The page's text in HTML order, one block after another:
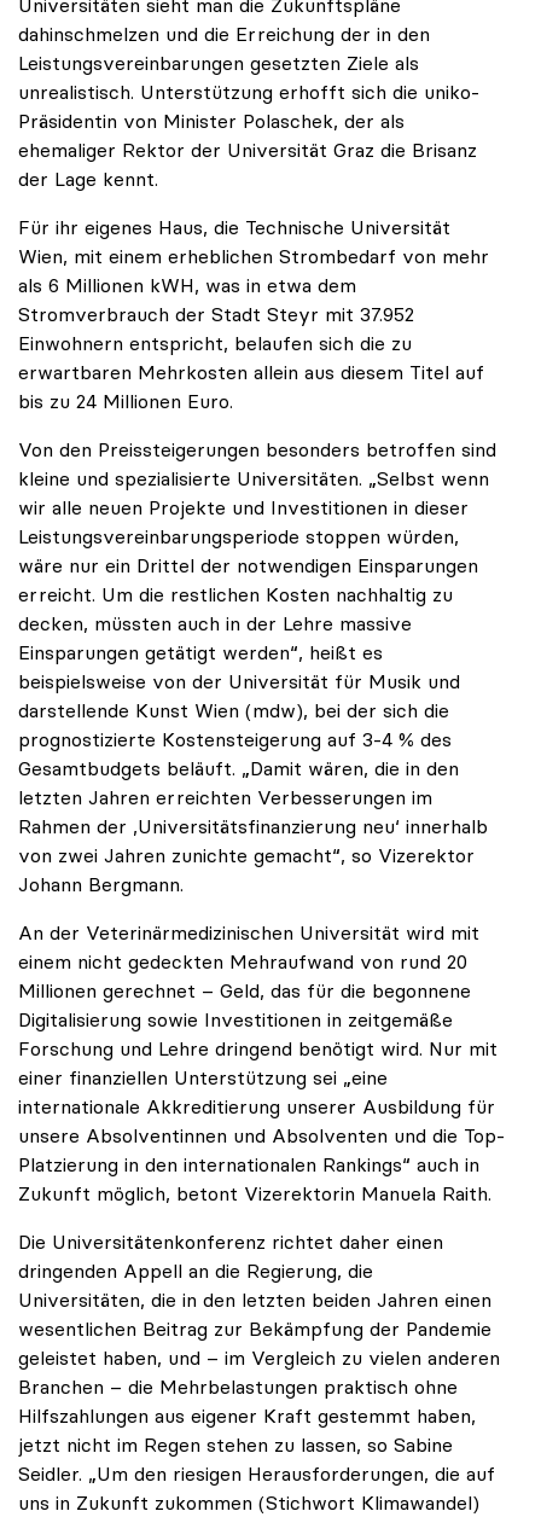
dahinschmelzen und die Erreichung der in den
Leistungsvereinbarungen gesetzten Ziele als
unrealistisch. Unterstützung erhofft sich die uniko-
Präsidentin von Minister Polaschek, der als
ehemaliger Rektor der Universität Graz die Brisanz
der Lage kennt.
Für ihr eigenes Haus, die Technische Universität
Wien, mit einem erheblichen Strombedarf von mehr
als 6 Millionen kWH, was in etwa dem
Stromverbrauch der Stadt Steyr mit 37.952
Einwohnern entspricht, belaufen sich die zu
erwartbaren Mehrkosten allein aus diesem Titel auf
bis zu 24 Millionen Euro.
Von den Preissteigerungen besonders betroffen sind
kleine und spezialisierte Universitäten. „Selbst wenn
wir alle neuen Projekte und Investitionen in dieser
Leistungsvereinbarungsperiode stoppen würden,
wäre nur ein Drittel der notwendigen Einsparungen
erreicht. Um die restlichen Kosten nachhaltig zu
decken, müssten auch in der Lehre massive
Einsparungen getätigt werden“, heißt es
beispielsweise von der Universität für Musik und
darstellende Kunst Wien (mdw), bei der sich die
prognostizierte Kostensteigerung auf 3-4 % des
Gesamtbudgets beläuft. „Damit wären, die in den
letzten Jahren erreichten Verbesserungen im
Rahmen der ‚Universitätsfinanzierung neu‘ innerhalb
von zwei Jahren zunichte gemacht“, so Vizerektor
Johann Bergmann.
An der Veterinärmedizinischen Universität wird mit
einem nicht gedeckten Mehraufwand von rund 20
Millionen gerechnet – Geld, das für die begonnene
Digitalisierung sowie Investitionen in zeitgemäße
Forschung und Lehre dringend benötigt wird. Nur mit
einer finanziellen Unterstützung sei „eine
internationale Akkreditierung unserer Ausbildung für
unsere Absolventinnen und Absolventen und die Top-
Platzierung in den internationalen Rankings“ auch in
Zukunft möglich, betont Vizerektorin Manuela Raith.
Die Universitätenkonferenz richtet daher einen
dringenden Appell an die Regierung, die
Universitäten, die in den letzten beiden Jahren einen
wesentlichen Beitrag zur Bekämpfung der Pandemie
geleistet haben, und – im Vergleich zu vielen anderen
Branchen – die Mehrbelastungen praktisch ohne
Hilfszahlungen aus eigener Kraft gestemmt haben,
jetzt nicht im Regen stehen zu lassen, so Sabine
Seidler. „Um den riesigen Herausforderungen, die auf
uns in Zukunft zukommen (Stichwort Klimawandel)